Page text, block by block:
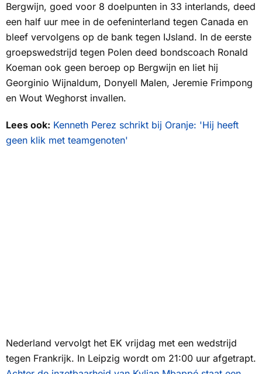
Bergwijn, goed voor 8 doelpunten in 33 interlands, deed
een half uur mee in de oefeninterland tegen Canada en
bleef vervolgens op de bank tegen IJsland. In de eerste
groepswedstrijd tegen Polen deed bondscoach Ronald
Koeman ook geen beroep op Bergwijn en liet hij
Georginio Wijnaldum, Donyell Malen, Jeremie Frimpong
en Wout Weghorst invallen.
Lees ook: Kenneth Perez schrikt bij Oranje: 'Hij heeft
geen klik met teamgenoten'
Nederland vervolgt het EK vrijdag met een wedstrijd
tegen Frankrijk. In Leipzig wordt om 21:00 uur afgetrapt.